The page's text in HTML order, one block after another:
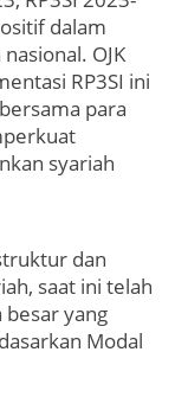
dalam
OJK
RP3SI ini
para
syariah
dan
saat ini telah
yang
Modal